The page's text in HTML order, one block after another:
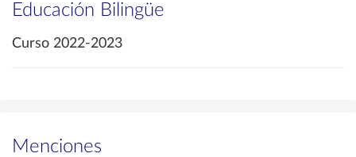
Educación Bilingüe
Curso 2022-2023
Menciones